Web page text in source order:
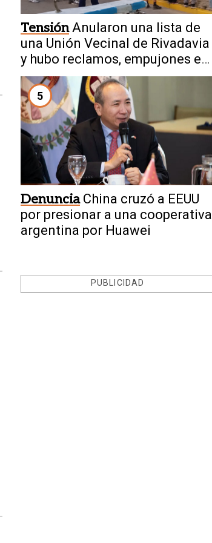
Tensión Anularon una lista de
una Unión Vecinal de Rivadavia
y hubo reclamos, empujones e
incidentes
5
Denuncia China cruzó a EEUU
por presionar a una cooperativa
argentina por Huawei
PUBLICIDAD